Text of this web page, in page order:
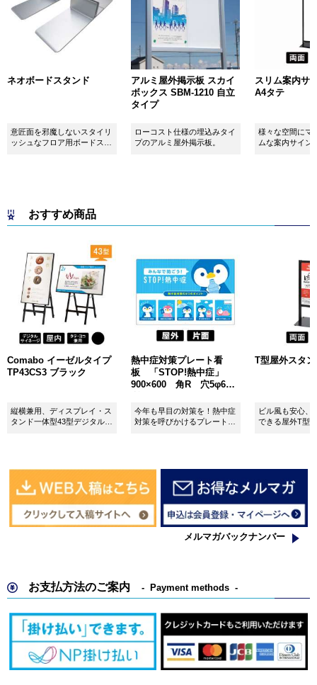
ネオボードスタンド
意匠面を邪魔しないスタイリ
ッシュなフロア用ボードスタ
アルミ屋外掲示板 スカイ
ボックス SBM-1210 自立
タイプ
ローコスト仕様の埋込みタイ
プのアルミ屋外掲示板。
スリム案内サ
A4タテ
様々な空間にマ
ムな案内サイン
おすすめ商品
Comabo イーゼルタイプ
TP43CS3 ブラック
縦横兼用、ディスプレイ・ス
タンド一体型43型デジタルサ
熱中症対策プレート看
板 「STOP!熱中症」
900×600 角R 穴5φ6カ
今年も早目の対策を！熱中症
対策を呼びかけるプレート看
T型屋外スタ
ビル風も安心、
できる屋外T型
メルマガバックナンバー
お支払方法のご案内 Payment methods